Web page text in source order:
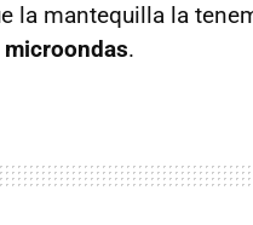
la mantequilla la
.